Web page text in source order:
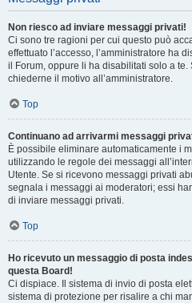
Non riesco ad inviare messaggi privati!
Ci sono tre ragioni per cui questo può
effettuato l’accesso, l’amministratore ha
il Forum, oppure li ha disabilitati solo a te.
chiederne il motivo all’amministratore.
Top
Continuano ad arrivarmi messaggi
È possibile eliminare automaticamente i
utilizzando le regole dei messaggi
Utente. Se si ricevono messaggi privati
segnala i messaggi ai moderatori; essi
di inviare messaggi privati​​.
Top
Ho ricevuto un messaggio di posta
questa Board!
Ci dispiace. Il sistema di invio di posta
sistema di protezione per risalire a chi